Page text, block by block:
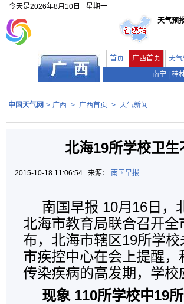
今天是2026年8月10日
星期一
天气预
首页 广西首页 天气
南宁
桂
中国天气网 > 广西 > 广西首页 > 天气新闻
北海19所学校卫
2015-10-18 11:06:54 来源： 南国早报
南国早报 10月16日，
北海市教育局联合召开
布，北海市辖区19所学
市疾控中心在会上提醒
传染疾病的高发期，学
现象 110所学校中19